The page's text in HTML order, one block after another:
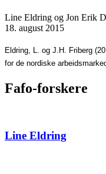
Line Eldring og Jon Erik
18. august 2015
Eldring, L. og J.H. Friberg
for de nordiske
Fafo-forskere
Line Eldring